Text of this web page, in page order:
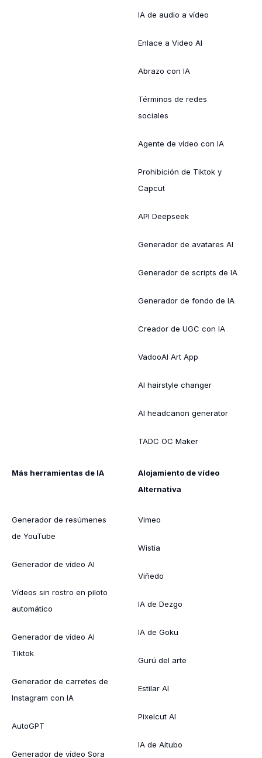
IA de audio a vídeo
Enlace a Video AI
Abrazo con IA
Términos de redes
sociales
Agente de vídeo con IA
Prohibición de Tiktok y
Capcut
API Deepseek
Generador de avatares AI
Generador de scripts de IA
Generador de fondo de IA
Creador de UGC con IA
VadooAI Art App
AI hairstyle changer
AI headcanon generator
TADC OC Maker
Más herramientas de IA
Generador de resúmenes
de YouTube
Generador de vídeo AI
Vídeos sin rostro en piloto
automático
Generador de vídeo AI
Tiktok
Generador de carretes de
Instagram con IA
AutoGPT
Generador de vídeo Sora
Alojamiento de vídeo
Alternativa
Vimeo
Wistia
Viñedo
IA de Dezgo
IA de Goku
Gurú del arte
Estilar AI
Pixelcut AI
IA de Aitubo